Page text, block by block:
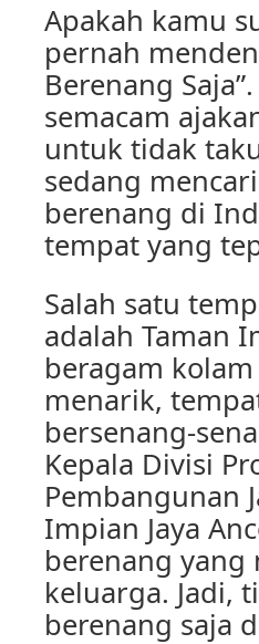
Apakah kamu
pernah
Berenang
semacam
untuk tidak
sedang
berenang di
tempat yang
Salah satu
adalah Taman
beragam
menarik,
bersenang-
Kepala Divisi
Pembangunan
Impian Jaya
berenang
keluarga. Jadi,
berenang saja